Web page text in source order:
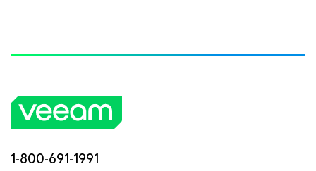
1-800-691-1991